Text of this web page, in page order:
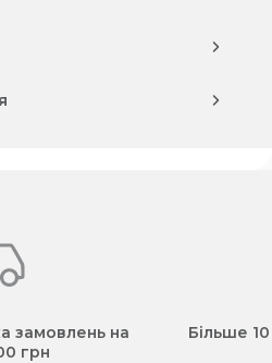
замовлень на
грн
Більше